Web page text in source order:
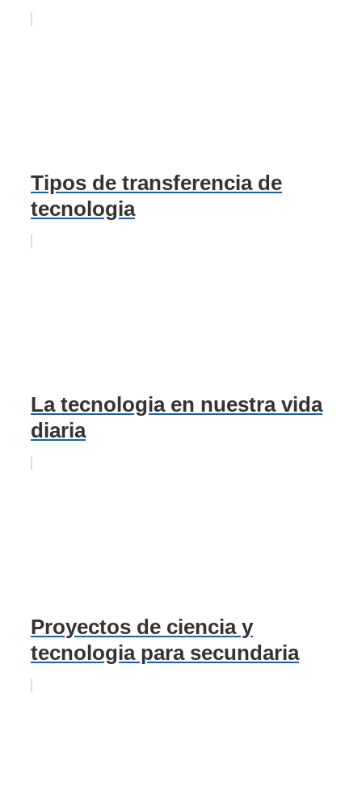
Tipos de transferencia de
tecnologia
La tecnologia en nuestra vida
diaria
Proyectos de ciencia y
tecnologia para secundaria